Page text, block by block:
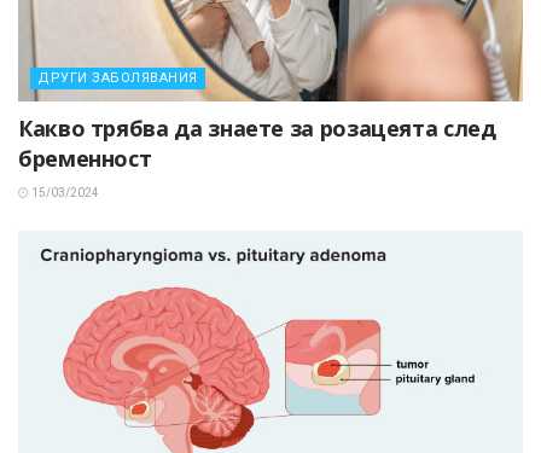
ДРУГИ ЗАБОЛЯВАНИЯ
Какво трябва да знаете за розацеята след
бременност
15/03/2024